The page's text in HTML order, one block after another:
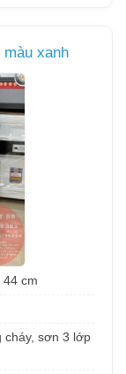
xanh
44 cm
cháy, sơn 3 lớp